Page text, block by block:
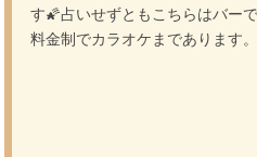
す🌠占いせずともこちらはバー
料金制でカラオケまであります